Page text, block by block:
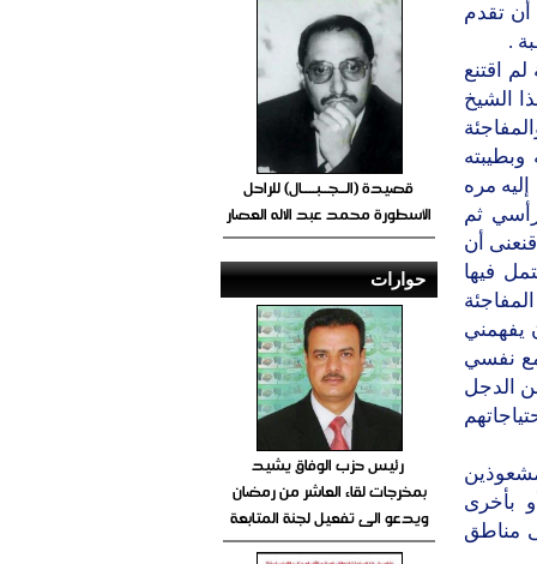
تقدم
.
اقتنع
الشيخ
مره
ثم
أن
فيها
يفهمني
مع نفسي
الدجل
بأخرى
مناطق
قصيدة (الــجــبــــال) للراحل
الأسطورة محمد عبد الاله العصار
حوارات
رئيس حزب الوفاق يشيد
بمخرجات لقاء العاشر من رمضان
ويدعو الى تفعيل لجنة المتابعة